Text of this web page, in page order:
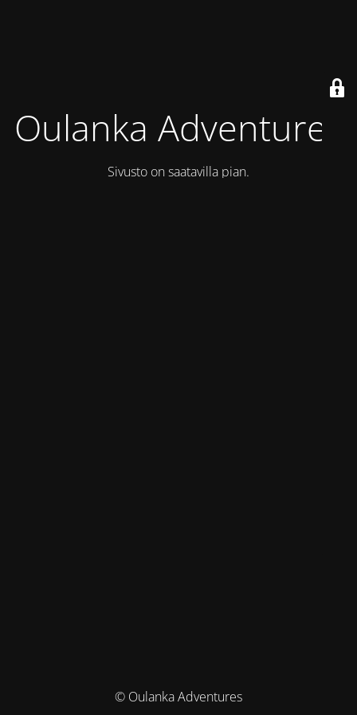
Oulanka Adventures
Sivusto on saatavilla pian.
© Oulanka Adventures